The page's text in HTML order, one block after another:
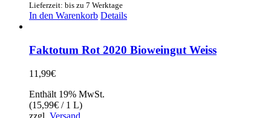
Lieferzeit: bis zu 7 Werktage
In den Warenkorb Details
Faktotum Rot 2020 Bioweingut Weiss
11,99€
Enthält 19% MwSt.
(15,99€ / 1 L)
zzgl. Versand